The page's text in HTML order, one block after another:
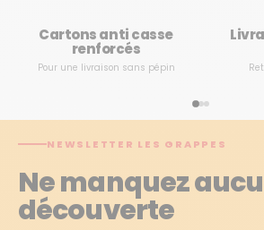
Cartons anti casse
renforcés
Pour une livraison sans pépin
NEWSLETTER LES GRAPPES
Ne manquez
découverte